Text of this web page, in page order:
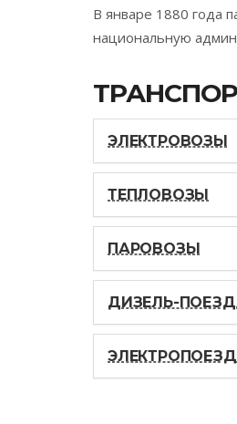
В январе 1880 года
национальную
ЭЛЕКТРОВОЗЫ
ТЕПЛОВОЗЫ
ПАРОВОЗЫ
ДИЗЕЛЬ-